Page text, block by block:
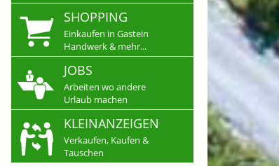
SHOPPING
Einkaufen in Gastein
Handwerk & mehr...
JOBS
Arbeiten wo andere
Urlaub machen
KLEINANZEIGEN
Verkaufen, Kaufen &
Tauschen